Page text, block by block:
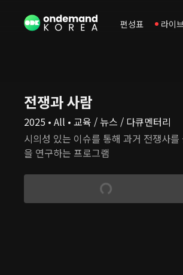
편성표 라이
전쟁과 사람
2025 • All • 교육 / 뉴스 / 다큐멘터리
시의성 있는 이슈를 통해 과거 전쟁사
을 연구하는 프로그램